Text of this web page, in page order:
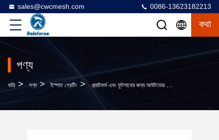
sales@cwcmesh.com 0086-13623182213
কথা
পণ্য
বাড়ি > পণ্য > ইস্পাত গ্রেটিং > প্ল্যাটফর্ম এবং ফুটপাথের জন্য আউটডোর জারা প্রতিরোধী গ্যালভানাইজড অ্যান্টি-স্লিপ ড্রেনেজ ডিচ গ্রেটিং কভার